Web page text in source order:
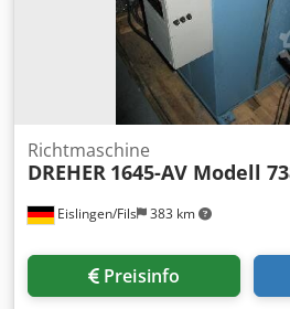
Eislingen/Fils 383 km
Richtmaschine
DREHER 1645-AV Modell
Preisinfo